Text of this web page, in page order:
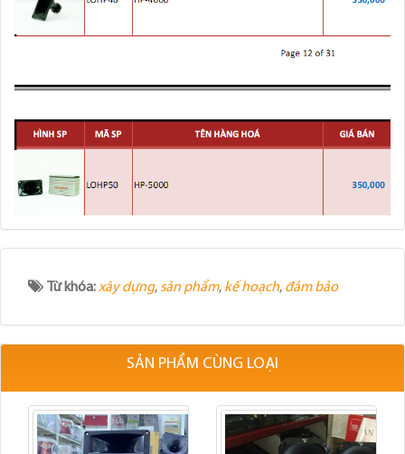
Từ khóa:xây dựng, sản phẩm, kế hoạch, đảm bảo
SẢN PHẨM CÙNG LOẠI